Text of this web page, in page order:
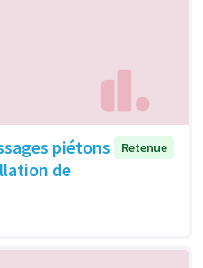
piétons
de
Retenue